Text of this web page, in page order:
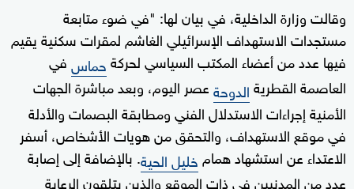
وقالت وزارة الداخلية، في بيان لها: "في ضوء متابعة
مستجدات الاستهداف الإسرائيلي الغاشم لمقرات سكنية يقيم
فيها عدد من أعضاء المكتب السياسي لحركةحماسفي
العاصمة القطريةالدوحةعصر اليوم، وبعد مباشرة الجهات
الأمنية إجراءات الاستدلال الفني ومطابقة البصمات والأدلة
في موقع الاستهداف، والتحقق من هويات الأشخاص، أسفر
الاعتداء عن استشهاد همام خليل الحية. بالإضافة إلى إصابة
عدد من المدنيين في ذات الموقع والذين يتلقون الرعاية